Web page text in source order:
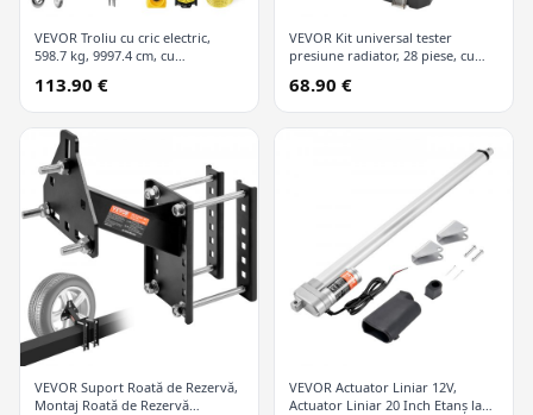
VEVOR Troliu cu cric electric,
598.7 kg, 9997.4 cm, cu
cu fir
113.90 €
VEVOR Kit universal tester
presiune radiator, 28 piese, cu
codificate după culori, kit vid
refill pentru sisteme de răcire
68.90 €
VEVOR Suport Roată de Rezervă,
Montaj Roată de Rezervă
VEVOR Actuator Liniar 12V,
Actuator Liniar 20 Inch Etanș la